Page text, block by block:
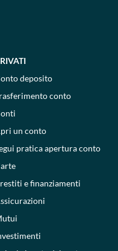
deposito
conto
un conto
pratica apertura conto
e finanziamenti